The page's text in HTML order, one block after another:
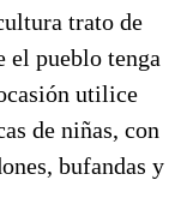
trato de
el pueblo tenga
utilice
de niñas, con
bufandas y